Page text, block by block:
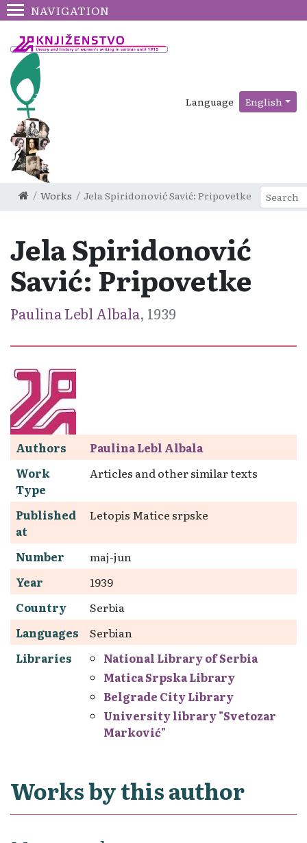
NAVIGATION
Language English
Works Jela Spiridonović Savić: Pripovetke
Jela Spiridonović
Savić: Pripovetke
Paulina Lebl Albala, 1939
Authors
Paulina Lebl Albala
Work
Type
Articles and other similar texts
Published
at
Letopis Matice srpske
Number
maj-jun
Year
1939
Country
Serbia
Languages
Serbian
Libraries
National Library of Serbia
Matica Srpska Library
Belgrade City Library
University library "Svetozar
Marković"
Works by this author